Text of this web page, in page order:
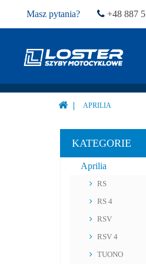
Masz pytania? +48 887
APRILIA
KATEGORIE
Aprilia
RS
RS 4
RSV
RSV 4
TUONO